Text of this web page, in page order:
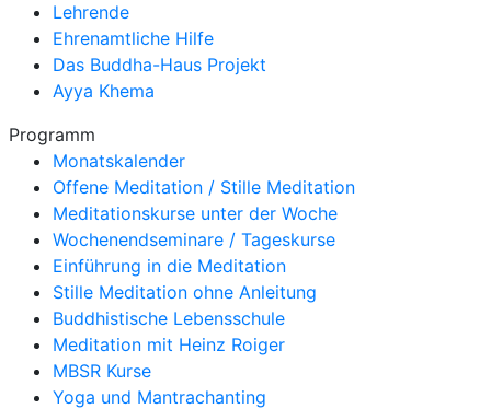
Lehrende
Ehrenamtliche Hilfe
Das Buddha-Haus Projekt
Ayya Khema
Programm
Monatskalender
Offene Meditation / Stille Meditation
Meditationskurse unter der Woche
Wochenendseminare / Tageskurse
Einführung in die Meditation
Stille Meditation ohne Anleitung
Buddhistische Lebensschule
Meditation mit Heinz Roiger
MBSR Kurse
Yoga und Mantrachanting